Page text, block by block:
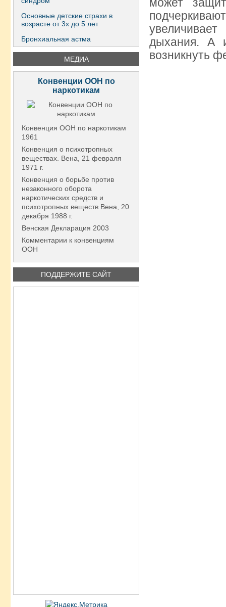
Основные детские страхи в
возрасте от 3х до 5 лет
Бронхиальная астма
МЕДИА
Конвенции ООН по
наркотикам
Конвенция ООН по наркотикам
1961
Конвенция о психотропных
веществах. Вена, 21 февраля
1971 г.
Конвенция о борьбе против
незаконного оборота
наркотических средств и
психотропных веществ Вена, 20
декабря 1988 г.
Венская Декларация 2003
Комментарии к конвенциям
ООН
ПОДДЕРЖИТЕ САЙТ
дыхания. А
возникнуть